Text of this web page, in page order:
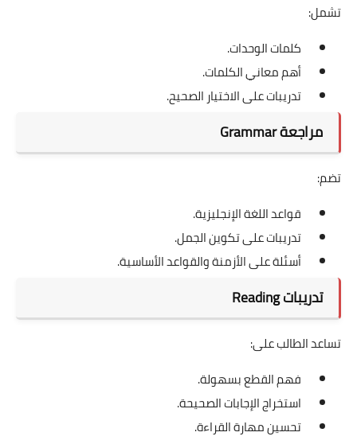
تشمل:
كلمات الوحدات.
أهم معاني الكلمات.
تدريبات على الاختيار الصحيح.
مراجعة Grammar
تضم:
قواعد اللغة الإنجليزية.
تدريبات على تكوين الجمل.
أسئلة على الأزمنة والقواعد الأساسية.
تدريبات Reading
تساعد الطالب على:
فهم القطع بسهولة.
استخراج الإجابات الصحيحة.
تحسين مهارة القراءة.